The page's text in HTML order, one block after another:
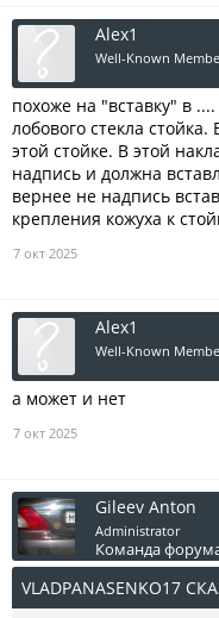
Alex1
Well-Known
похоже на "вставку" в
лобового стекла
этой стойке. В этой
надпись и должна
вернее не надпись
крепления кожуха к
7 окт 2025
Alex1
Well-Known
а может и нет
7 окт 2025
Gileev Anton
Administrator
Команда
VLADPANASENKO17